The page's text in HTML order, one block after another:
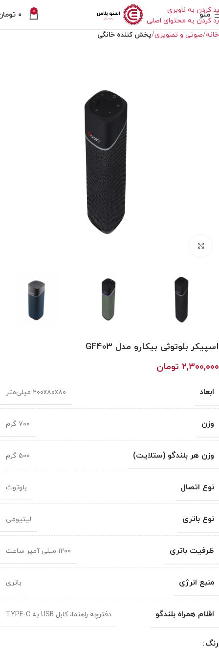
رد کردن به ناوبری
رد کردن به محتوای اصلی
منو 0 ۰
خانه صوتی و تصویری پخش کننده خانگی
اسپیکر بلوتوثی بیکارو مدل GF403
۲,۳۰۰,۰۰۰ تومان
ابعاد ۲۰۰x۸۰x۸۰ میلی‌متر
وزن ۷۰۰ گرم
وزن هر بلندگو (ستلایت) ۵۰۰ گرم
نوع اتصال بلوتوث
نوع باتری لیتیومی
ظرفیت باتری ۱۲۰۰ میلی آمپر ساعت
منبع انرژی باتری
اقلام همراه بلندگو دفترچه راهنما، کابل USB به TYPE-C
رنگ